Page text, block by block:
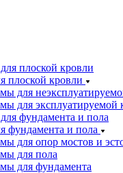
плоской кровли
для
для эксплуатируемой
фундамента и пола
для опор мостов и
для пола
для фундамента